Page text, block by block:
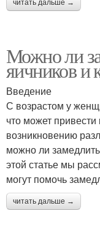
читать дальше →
Можно ли
яичников и
Введение
С возрастом у
что может
возникновению
можно ли
этой статье мы
могут помочь
читать дальше →